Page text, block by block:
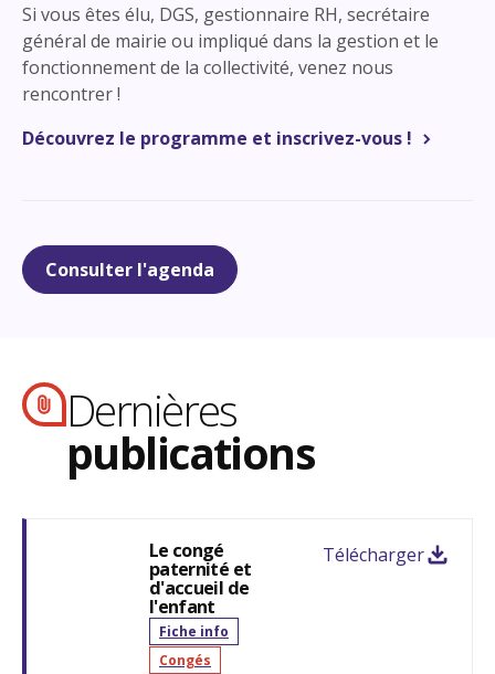
Si vous êtes élu, DGS, gestionnaire RH, secrétaire
général de mairie ou impliqué dans la gestion et le
fonctionnement de la collectivité, venez nous
rencontrer !
Découvrez le programme et inscrivez-vous !
Consulter l'agenda
Dernières
publications
Le congé
paternité et
d'accueil de
l'enfant
Fiche info
Congés
Télécharger